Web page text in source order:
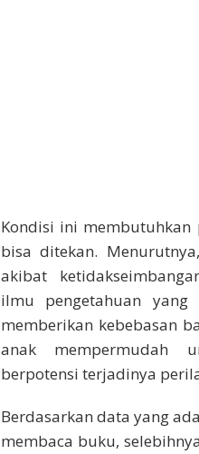
Kondisi ini membutuhkan
bisa ditekan.
akibat
ilmu pengetahuan yang
memberikan kebebasan
anak mempermudah
berpotensi terjadinya
Berdasarkan data yang
membaca buku,